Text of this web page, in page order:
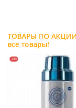
все товары!
-20%